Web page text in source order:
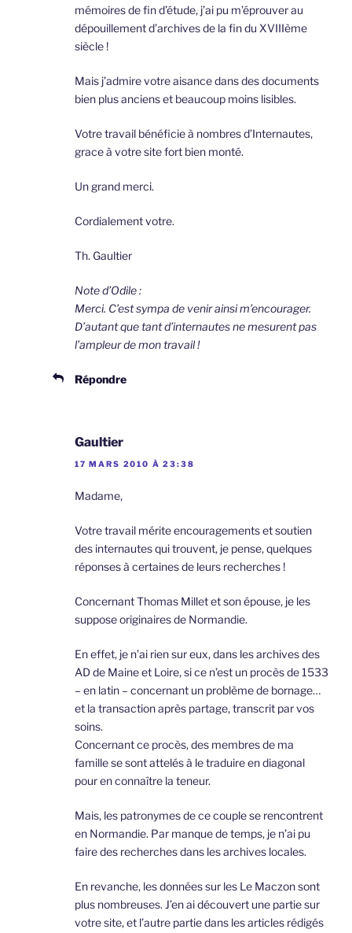
mémoires de fin d’étude, j’ai pu m’éprouver au
dépouillement d’archives de la fin du XVIIIème
siècle !
Mais j’admire votre aisance dans des documents
bien plus anciens et beaucoup moins lisibles.
Votre travail bénéficie à nombres d’Internautes,
grace à votre site fort bien monté.
Un grand merci.
Cordialement votre.
Th. Gaultier
Note d’Odile :
Merci. C’est sympa de venir ainsi m’encourager.
D’autant que tant d’internautes ne mesurent pas
l’ampleur de mon travail !
Répondre
Gaultier
17 MARS 2010 À 23:38
Madame,
Votre travail mérite encouragements et soutien
des internautes qui trouvent, je pense, quelques
réponses à certaines de leurs recherches !
Concernant Thomas Millet et son épouse, je les
suppose originaires de Normandie.
En effet, je n’ai rien sur eux, dans les archives des
AD de Maine et Loire, si ce n’est un procès de 1533
– en latin – concernant un problème de bornage…
et la transaction après partage, transcrit par vos
soins.
Concernant ce procès, des membres de ma
famille se sont attelés à le traduire en diagonal
pour en connaître la teneur.
Mais, les patronymes de ce couple se rencontrent
en Normandie. Par manque de temps, je n’ai pu
faire des recherches dans les archives locales.
En revanche, les données sur les Le Maczon sont
plus nombreuses. J’en ai découvert une partie sur
votre site, et l’autre partie dans les articles rédigés